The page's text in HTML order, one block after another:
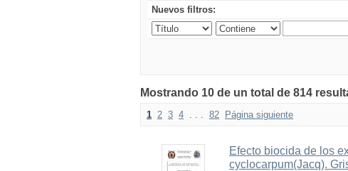
Nuevos filtros:
Mostrando 10 de un total de 814
1 2 3 4 . . . 82 Página siguiente
Efecto biocida de los
cyclocarpum(Jacq).